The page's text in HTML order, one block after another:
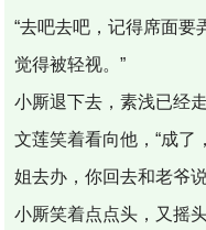
“去吧去吧，记得席面要
觉得被轻视。”
小厮退下去，素浅已经
文莲笑着看向他，“成了
姐去办，你回去和老爷
小厮笑着点点头，又摇